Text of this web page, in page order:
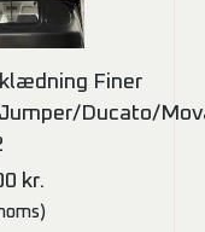
Finer
Ducato/
kr.